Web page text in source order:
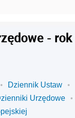
-
Dziennik Ustaw
Urzędowe